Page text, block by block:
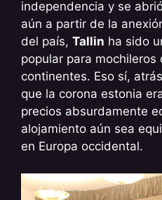
independencia y se
aún a partir de la
del país, Tallin ha sido
popular para mochileros
continentes. Eso sí,
que la corona estonia
precios absurdamente
alojamiento aún sea
en Europa occidental.